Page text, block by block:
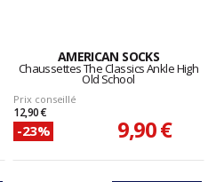
AMERICAN SOCKS
Chaussettes The Classics Ankle High
Old School
Prix conseillé
12,90 €
-23% 9,90 €